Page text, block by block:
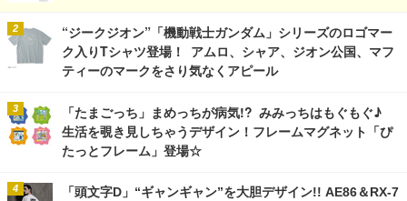
“ジークジオン”「機動戦士ガンダム」シリーズのロゴマー
ク入りTシャツ登場！ アムロ、シャア、ジオン公国、マフ
ティーのマークをさり気なくアピール
「たまごっち」まめっちが病気!? みみっちはもぐもぐ♪
生活を覗き見しちゃうデザイン！フレームマグネット「ぴ
たっとフレーム」登場☆
「頭文字D」“ギャンギャン”を大胆デザイン!! AE86＆RX-7